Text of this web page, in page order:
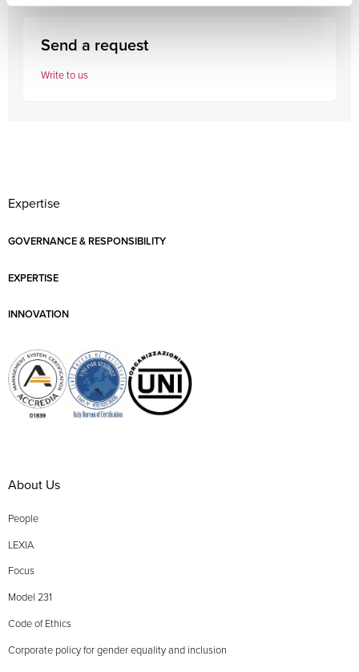
Send a request
Write to us
Expertise
GOVERNANCE & RESPONSIBILITY
EXPERTISE
INNOVATION
About Us
People
LEXIA
Focus
Model 231
Code of Ethics
Corporate policy for gender equality and inclusion